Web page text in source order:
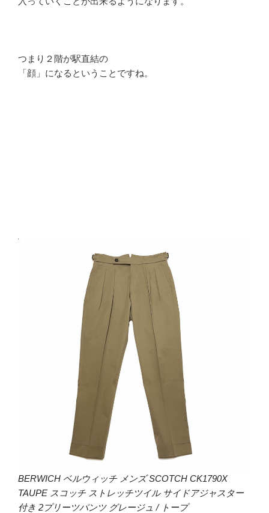
つまり２階が駅直結の
「顔」になるということですね。
BERWICH ベルウィッチ メンズ SCOTCH CK1790X
TAUPE スコッチ ストレッチツイル サイドアジャスター
付き 2プリーツパンツ グレージュ / トープ